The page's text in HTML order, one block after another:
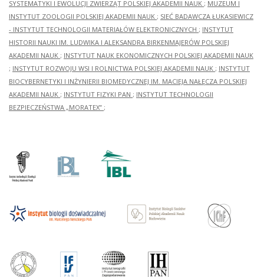
SYSTEMATYKI I EWOLUCJI ZWIERZĄT POLSKIEJ AKADEMII NAUK ; MUZEUM I
INSTYTUT ZOOLOGII POLSKIEJ AKADEMII NAUK ; SIEĆ BADAWCZA ŁUKASIEWICZ
- INSTYTUT TECHNOLOGII MATERIAŁÓW ELEKTRONICZNYCH ; INSTYTUT
HISTORII NAUKI IM. LUDWIKA I ALEKSANDRA BIRKENMAJERÓW POLSKIEJ
AKADEMII NAUK ; INSTYTUT NAUK EKONOMICZNYCH POLSKIEJ AKADEMII NAUK
; INSTYTUT ROZWOJU WSI I ROLNICTWA POLSKIEJ AKADEMII NAUK ; INSTYTUT
BIOCYBERNETYKI I INŻYNIERII BIOMEDYCZNEJ IM. MACIEJA NAŁĘCZA POLSKIEJ
AKADEMII NAUK ; INSTYTUT FIZYKI PAN ; INSTYTUT TECHNOLOGII
BEZPIECZEŃSTWA „MORATEX” ;